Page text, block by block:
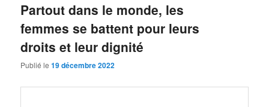
Partout dans le monde, les
femmes se battent pour leurs
droits et leur dignité
Publié le19 décembre 2022